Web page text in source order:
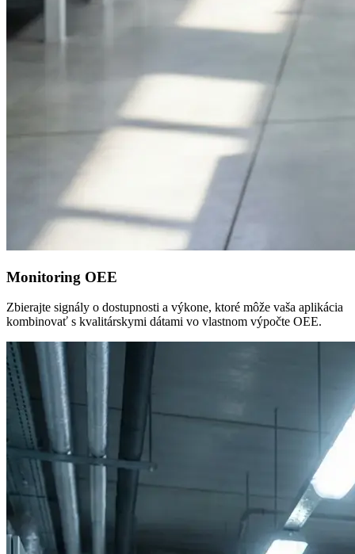
Monitoring OEE
Zbierajte signály o dostupnosti a výkone, ktoré môže vaša aplikácia
kombinovať s kvalitárskymi dátami vo vlastnom výpočte OEE.